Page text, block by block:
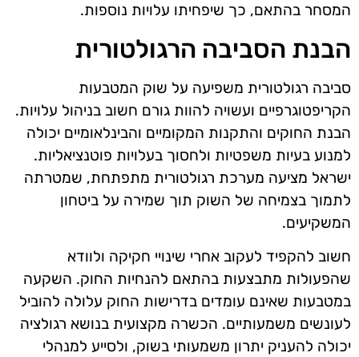
המסחר בהתאם, כך שיפחיתו עלויות נוספות.
הבנת הסביבה הרגולטורית
סביבה רגולטורית משפיעה על שוק המטבעות
הקריפטוגרפיים ועשויה להוות גורם חשוב בניהול עלויות.
הבנת החוקים והתקנות המקומיים והבינלאומיים יכולה
למנוע בעיות משפטיות ולחסוך בעלויות פוטנציאליות.
ישראל מציעה מערכת רגולטורית מתפתחת, שמטרתה
לתמוך בצמיחה של השוק תוך שמירה על ביטחון
המשקיעים.
חשוב להקפיד לעקוב אחרי שינויי חקיקה ולוודא
שהפעולות מתבצעות בהתאם להנחיות החוק. השקעה
במטבעות שאינם עומדים בדרישות החוק עלולה להוביל
לעונשים משמעותיים. הכשרה מקצועית בנושא רגולציה
יכולה להעניק יתרון משמעותי בשוק, ולסייע למנהלי